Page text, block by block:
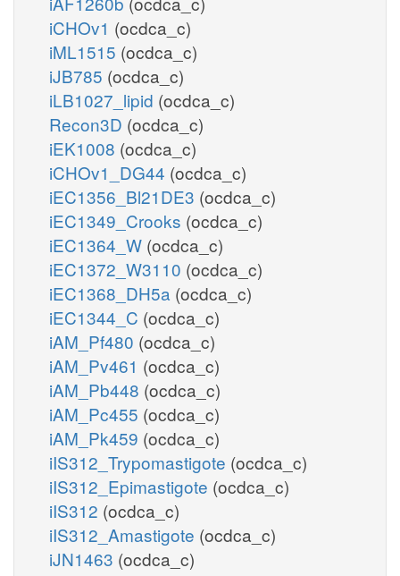
iCHOv1 (ocdca_c)
iML1515 (ocdca_c)
iJB785 (ocdca_c)
iLB1027_lipid (ocdca_c)
Recon3D (ocdca_c)
iEK1008 (ocdca_c)
iCHOv1_DG44 (ocdca_c)
iEC1356_Bl21DE3 (ocdca_c)
iEC1349_Crooks (ocdca_c)
iEC1364_W (ocdca_c)
iEC1372_W3110 (ocdca_c)
iEC1368_DH5a (ocdca_c)
iEC1344_C (ocdca_c)
iAM_Pf480 (ocdca_c)
iAM_Pv461 (ocdca_c)
iAM_Pb448 (ocdca_c)
iAM_Pc455 (ocdca_c)
iAM_Pk459 (ocdca_c)
iIS312_Trypomastigote (ocdca_c)
iIS312_Epimastigote (ocdca_c)
iIS312 (ocdca_c)
iIS312_Amastigote (ocdca_c)
iJN1463 (ocdca_c)